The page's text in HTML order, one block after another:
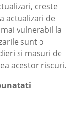
creste
actualizari de
vulnerabil la
sunt o
si masuri de
acestor riscuri.